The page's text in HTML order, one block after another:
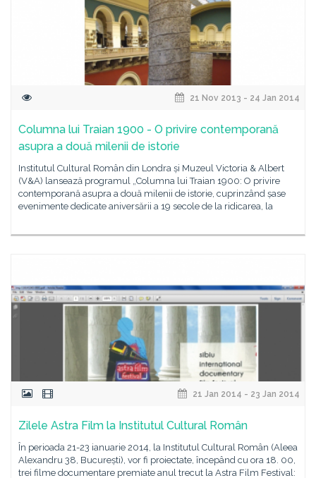
21 Nov 2013 - 24 Jan 2014
Columna lui Traian 1900 - O privire contemporană
asupra a două milenii de istorie
Institutul Cultural Român din Londra și Muzeul Victoria & Albert
(V&A) lansează programul „Columna lui Traian 1900: O privire
contemporană asupra a două milenii de istorie, cuprinzând șase
evenimente dedicate aniversării a 19 secole de la ridicarea, la
21 Jan 2014 - 23 Jan 2014
Zilele Astra Film la Institutul Cultural Român
În perioada 21-23 ianuarie 2014, la Institutul Cultural Român (Aleea
Alexandru 38, București), vor fi proiectate, începând cu ora 18. 00,
trei filme documentare premiate anul trecut la Astra Film Festival: